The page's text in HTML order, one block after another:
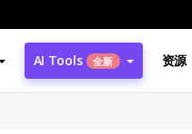
AI Tools 全新 资源